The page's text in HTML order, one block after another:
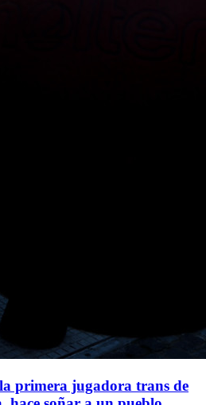
primera jugadora trans de